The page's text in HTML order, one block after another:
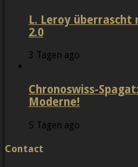
L. Leroy überrascht
2.0
3 Tagen ago
Chronoswiss-
Moderne!
5 Tagen ago
Contact